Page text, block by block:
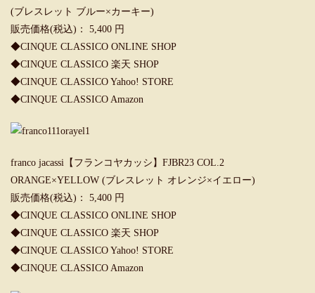
(ブレスレット ブルー×カーキー)
販売価格(税込)： 5,400 円
◆CINQUE CLASSICO ONLINE SHOP
◆CINQUE CLASSICO 楽天 SHOP
◆CINQUE CLASSICO Yahoo! STORE
◆CINQUE CLASSICO Amazon
franco jacassi【フランコヤカッシ】FJBR23 COL.2
ORANGE×YELLOW (ブレスレット オレンジ×イエロー)
販売価格(税込)： 5,400 円
◆CINQUE CLASSICO ONLINE SHOP
◆CINQUE CLASSICO 楽天 SHOP
◆CINQUE CLASSICO Yahoo! STORE
◆CINQUE CLASSICO Amazon